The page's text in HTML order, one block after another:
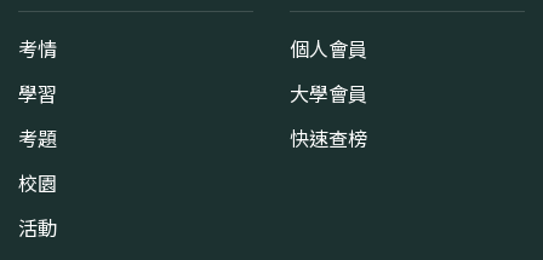
考情
學習
考題
校園
活動
個人會員
大學會員
快速查榜